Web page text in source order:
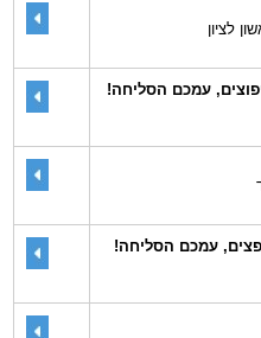
עמכם הסליחה!
עמכם הסליחה!